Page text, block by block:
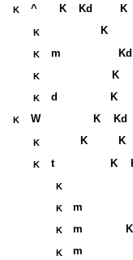
K ^ K Kd K
K K
K m Kd
K K
K d K
K W K Kd
K K K
K t K
K
K m
K m K
K m